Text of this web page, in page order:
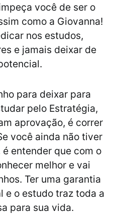
você de ser o
como a Giovanna!
nos estudos,
e jamais deixar de
para deixar para
pelo Estratégia,
aprovação, é correr
você ainda não tiver
entender que com o
melhor e vai
Ter uma garantia
e o estudo traz toda a
para sua vida.